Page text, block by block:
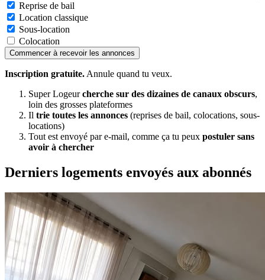
Reprise de bail
Location classique
Sous-location
Colocation
Commencer à recevoir les annonces
Inscription gratuite. Annule quand tu veux.
Super Logeurcherche sur des dizaines de canaux obscurs,
loin des grosses plateformes
Il trie toutes les annonces (reprises de bail, colocations, sous-
locations)
Tout est envoyé par e-mail, comme ça tu peux postuler sans
avoir à chercher
Derniers logements envoyés aux abonnés